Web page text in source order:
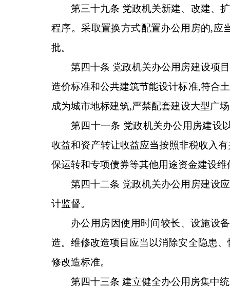
第三十九条 党政机关新建、改建、
程序。采取置换方式配置办公用房的,应
批。
第四十条 党政机关办公用房建设项
造价标准和公共建筑节能设计标准,符合
成为城市地标建筑,严禁配套建设大型广
第四十一条 党政机关办公用房建设
收益和资产转让收益应当按照非税收入
保运转和专项债券等其他用途资金建设
第四十二条 党政机关办公用房建设
计监督。
办公用房因使用时间较长、设施设
造。维修改造项目应当以消除安全隐患
修改造标准。
第四十三条 建立健全办公用房集中